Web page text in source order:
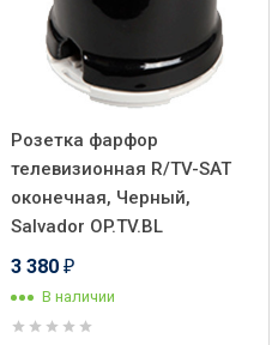
Розетка фарфор
телевизионная R/TV-SAT
оконечная, Черный,
Salvador OP.TV.BL
3 380 ₽
В наличии